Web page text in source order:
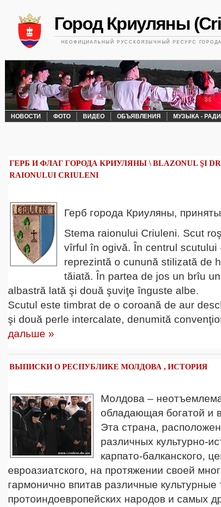
Город Криуляны
НЕОФИЦИАЛЬНЫЙ РУССКОЯЗЫЧНЫЙ РЕСУРС
НОВОСТИ ФОТО ВИДЕО ОБЪЯВЛЕНИЯ МУЗЫКА -
ГЕРБ И ФЛАГ ГОРОДА КРИУЛЯНЫ \ BLAZONUL ŞI
RAIONULUI CRIULENI
Герб города Криуляны,
Stema raionului Criuleni. Scut
vîrful în ogivă. În centrul
reprezintă o cunună stilizată de
tăiată. În partea de jos un brîu
albastră lată şi două şuviţe înguste albe.
Scutul este timbrat de o coroană de aur
şi două perle intercalate, denumită
дальше »
ВЫПИСКИ О РЕСПУБЛИКЕ МОЛДОВА , ИСТОРИЯ
Mолдова –
обладающая богатой и
Эта страна,
различных культурно-
карпато-балканского,
евроазиатского, на протяжении своей
гармонично впитав различные культурные
протоиндоевропейских народов и самых